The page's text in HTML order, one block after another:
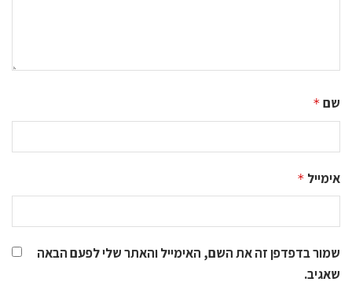
שם *
אימייל *
שמור בדפדפן זה את השם, האימייל והאתר שלי לפעם הבאה
שאגיב.